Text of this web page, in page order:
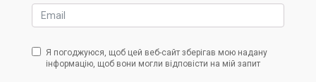
Я погоджуюся, щоб цей веб-сайт зберігав мою надану
інформацію, щоб вони могли відповісти на мій запит